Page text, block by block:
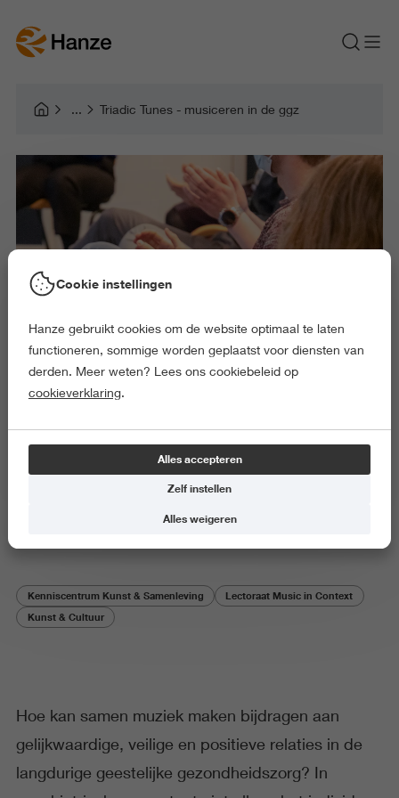
Triadic Tunes - musiceren in de ggz
Triadic Tunes - musiceren in de
Onderzoeksproject
Kenniscentrum Kunst & Samenleving
Lectoraat Music in Context
Kunst & Cultuur
Hoe kan samen muziek maken bijdragen aan
gelijkwaardige, veilige en positieve relaties in de
langdurige geestelijke gezondheidszorg? In
Cookie instellingen
Hanze gebruikt cookies om de website optimaal te laten
functioneren, sommige worden geplaatst voor diensten van
derden. Meer weten? Lees ons cookiebeleid op
cookieverklaring.
Alles accepteren
Zelf instellen
Alles weigeren